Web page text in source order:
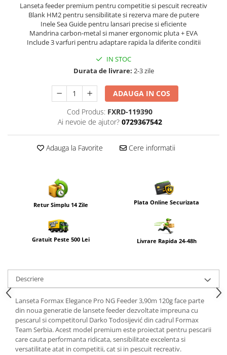
Lanseta feeder premium pentru competitie si pescuit recreativ
Blank HM2 pentru sensibilitate si rezerva mare de putere
Inele Sea Guide pentru lansari precise si eficiente
Mandrina carbon-metal si maner ergonomic pluta + EVA
Include 3 varfuri pentru adaptare rapida la diferite conditii
IN STOC
Durata de livrare: 2-3 zile
ADAUGA IN COS
Cod Produs: FXRD-119390
Ai nevoie de ajutor? 0729367542
Adauga la Favorite Cere informatii
Retur Simplu 14 Zile Plata Online Securizata
Gratuit Peste 500 Lei Livrare Rapida 24-48h
Descriere
Lanseta Formax Elegance Pro NG Feeder 3,90m 120g face parte
din noua generatie de lansete feeder dezvoltate impreuna cu
pescarul si competitorul Darko Todosijević din cadrul Formax
Team Serbia. Acest model premium este proiectat pentru pescarii
care cauta performanta ridicata, sensibilitate excelenta si
versatilitate atat in competitii, cat si in pescuit recreativ.